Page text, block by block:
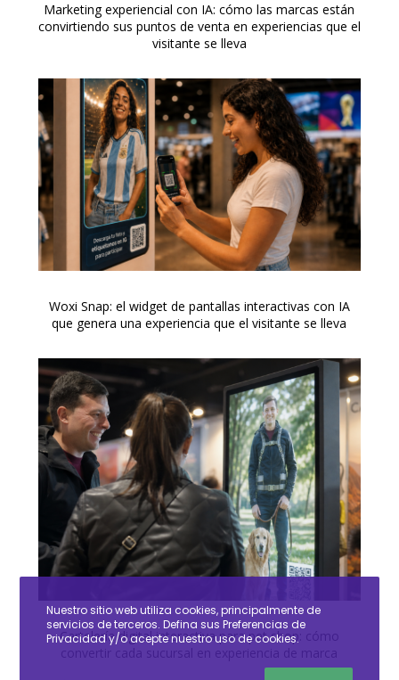
Marketing experiencial con IA: cómo las marcas están
convirtiendo sus puntos de venta en experiencias que el
visitante se lleva
Woxi Snap: el widget de pantallas interactivas con IA
que genera una experiencia que el visitante se lleva
Cartelería digital interactiva para pet shop: cómo
convertir cada sucursal en experiencia de marca
Nuestro sitio web utiliza cookies, principalmente de
servicios de terceros. Defina sus Preferencias de
Privacidad y/o acepte nuestro uso de cookies.